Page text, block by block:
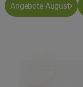
Bio-Kochkisten
Angebote August